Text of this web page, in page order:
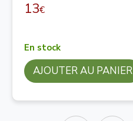
13€
En stock
AJOUTER AU PANIER